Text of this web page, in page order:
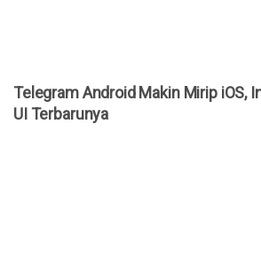
Telegram Android Makin Mirip iOS,
UI Terbarunya